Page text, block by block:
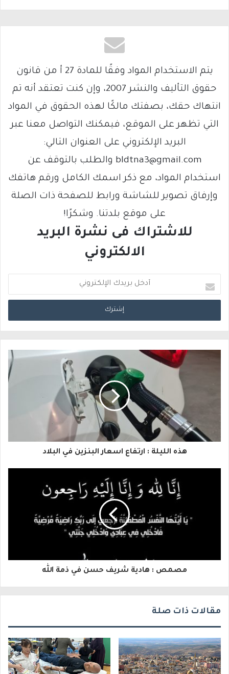
يتم الاستخدام المواد وفقًا للمادة 27 أ من قانون
حقوق التأليف والنشر 2007، وإن كنت تعتقد أنه تم
انتهاك حقك، بصفتك مالكًا لهذه الحقوق في المواد
التي تظهر على الموقع، فيمكنك التواصل معنا عبر
البريد الإلكتروني على العنوان التالي:
bldtna3@gmail.com والطلب بالتوقف عن
استخدام المواد، مع ذكر اسمك الكامل ورقم هاتفك
وإرفاق تصوير للشاشة ورابط للصفحة ذات الصلة
على موقع بلدتنا. وشكرًا!
للاشتراك فى نشرة البريد
الالكتروني
د
خ
ا
ن
هذه الليلة : ارتفاع اسعار البنزين في البلاد
مصمص : هادية شريف حسن في ذمة الله
مقالات ذات صلة